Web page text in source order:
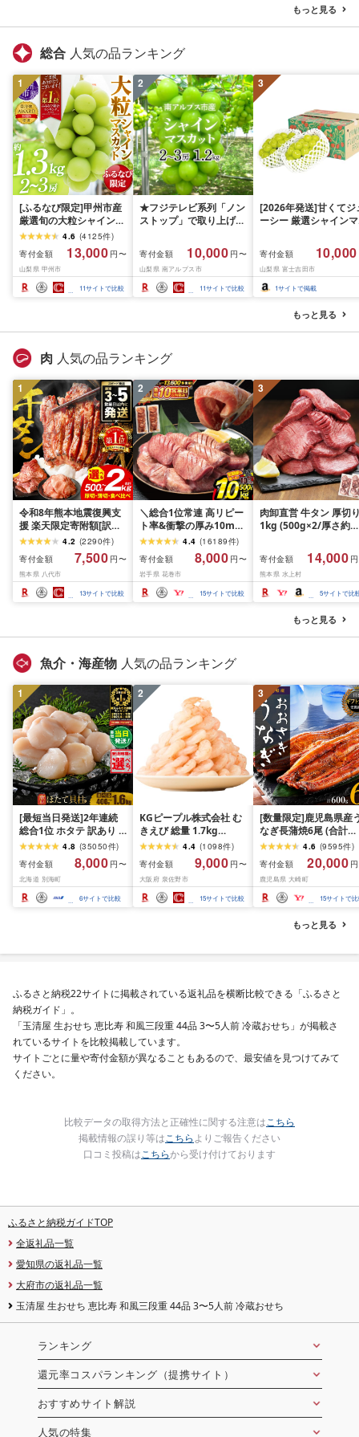
もっと見る
総合 人気の品ランキング
1
[ふるなび限定]甲州市産
厳選旬の大粒シャインマ
スカット 約1.3kg 2〜3
房[2026年発送]
(MG)B12-472 FN-
Limited-VO シャインマ
スカット フルーツ
4.6 (4125件)
寄付金額
13,000 円〜
山梨県 甲州市
11サイトで比較
2
★フジテレビ系列「ノン
ストップ」で取り上げら
先行予約]南アルプス市
産シャインマスカット
1.2kg以上(2〜3房)ふる
さと納税 おすすめ 山梨
県 南アルプス市 送料無
寄付金額 10,000 円〜
山梨県 南アルプス市
11サイトで比較
3
[2026年発送]甘くてジ
ーシー 厳選シャインマ
月前半(1〜15日)から
月下旬までの発送) フ
ーツ ぶどう 果物 山梨
産 2026 旬 大粒 高級
寄付金額 10,000
山梨県 富士吉田市
1サイトで掲載
もっと見る
肉 人気の品ランキング
1
令和8年熊本地震復興支
援 楽天限定寄附額[訳あ
り]牛タン 500g〜2kg 肉
牛肉 訳あり 牛タン 冷凍
小分け 厚切り 薄切り 食
べ比べ 500g 1kg 1.5kg
2kg 牛 人気 ビーフ 牛た
ん ふるさと納税 ランキ
4.2 (2290件)
寄付金額
7,500 円〜
熊本県 八代市
13サイトで比較
2
＼総合1位常連 高リピー
ト率&衝撃の厚み10mm
厚切り牛タン 塩味/ ≪ス
ピード発送!!10営業日以
内発送≫ 選べる内容量
500g / 1kg 定期便 毎月
届く 牛肉 肉 BBQ ふるさ
と 人気 ランキング 岩手
4.4 (16189件)
寄付金額
8,000 円〜
岩手県 花巻市
15サイトで比較
3
肉卸直営 牛タン 厚切
1kg (500g×2/厚さ約
牛肉 焼肉 冷凍 スライ
業務用 バーベキュー
BBQ おつまみ ギフト
祝い お中元 夏ギフト
寄付金額 14,000
熊本県 水上村
5サイトで比
もっと見る
魚介・海産物 人気の品ランキング
1
[最短当日発送]2年連続
総合1位 ホタテ 訳あり (
ふるさと納税 ほたて ふ
るさと納税 訳あり 帆立
ふるさと わけあり ホタ
テ貝柱 貝 人気 不揃い 刺
身 規格外 魚介 ランキン
グ 海鮮 冷凍 発送時期が
4.8 (35050件)
寄付金額
8,000 円〜
北海道 別海町
6サイトで比較
2
KGピープル株式会社 む
きえび 総量 1.7kg
(850g×2P) 特大 5Lサイ
ズ バナメイエビ バラ凍
結 下処理不要 サイズ不
揃い 訳あり
4.4 (1098件)
寄付金額
9,000 円〜
大阪府 泉佐野市
15サイトで比較
3
[数量限定]鹿児島県産
なぎ長蒲焼6尾 (合計
600g以上)4.6 (9595件)
寄付金額
20,000
鹿児島県 大崎町
15サイトで
もっと見る
ふるさと納税22サイトに掲載されている返礼品を横断比較できる「ふるさと
納税ガイド」。
「玉清屋 生おせち 恵比寿 和風三段重 44品 3〜5人前 冷蔵おせち」が掲載さ
れているサイトを比較掲載しています。
サイトごとに量や寄付金額が異なることもあるので、最安値を見つけてみて
ください。
比較データの取得方法と正確性に関する注意はこちら
掲載情報の誤り等はこちらよりご報告ください
口コミ投稿はこちらから受け付けております
ふるさと納税ガイドTOP
全返礼品一覧
愛知県の返礼品一覧
大府市の返礼品一覧
玉清屋 生おせち 恵比寿 和風三段重 44品 3〜5人前 冷蔵おせち
ランキング
還元率コスパランキング（提携サイト）
おすすめサイト解説
人気の特集